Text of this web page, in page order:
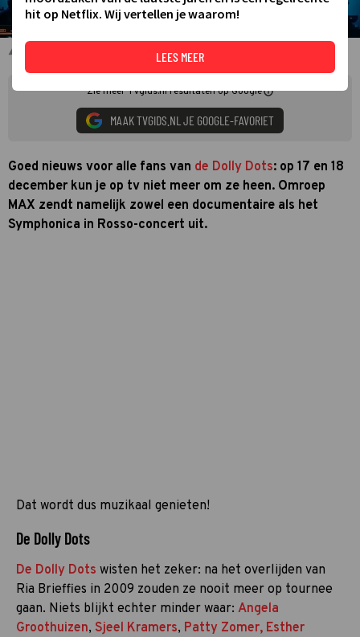
De Dolly Dots bij Omroep MAX
Zie meer TVgids.nl resultaten op Google
MAAK TVGIDS.NL JE GOOGLE-FAVORIET
Goed nieuws voor alle fans van de Dolly Dots: op 17 en 18
december kun je op tv niet meer om ze heen. Omroep
MAX zendt namelijk zowel een documentaire als het
Symphonica in Rosso-concert uit.
Dat wordt dus muzikaal genieten!
De Dolly Dots
De Dolly Dots wisten het zeker: na het overlijden van
Ria Brieffies in 2009 zouden ze nooit meer op tournee
gaan. Niets blijkt echter minder waar: Angela
Groothuizen, Sjeel Kramers, Patty Zomer, Esther
hit op Netflix. Wij vertellen je waarom!
LEES MEER